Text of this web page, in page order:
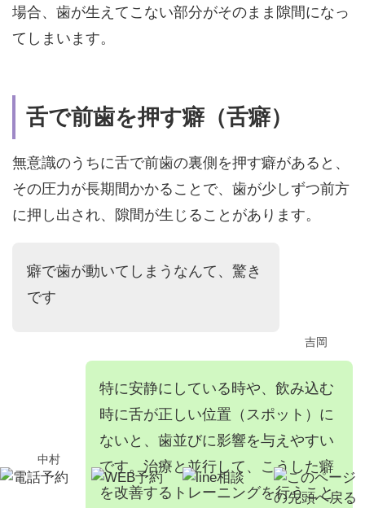
場合、歯が生えてこない部分がそのまま隙間になっ
てしまいます。
舌で前歯を押す癖（舌癖）
無意識のうちに舌で前歯の裏側を押す癖があると、
その圧力が長期間かかることで、歯が少しずつ前方
に押し出され、隙間が生じることがあります。
吉岡
癖で歯が動いてしまうなんて、驚き
です
中村
特に安静にしている時や、飲み込む
時に舌が正しい位置（スポット）に
ないと、歯並びに影響を与えやすい
です。治療と並行して、こうした癖
を改善するトレーニングを行うこと